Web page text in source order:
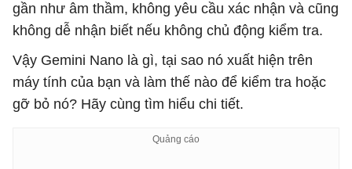
gần như âm thầm, không yêu cầu xác nhận và cũng
không dễ nhận biết nếu không chủ động kiểm tra.
Vậy Gemini Nano là gì, tại sao nó xuất hiện trên
máy tính của bạn và làm thế nào để kiểm tra hoặc
gỡ bỏ nó? Hãy cùng tìm hiểu chi tiết.